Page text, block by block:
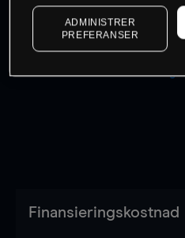
Finansieringskostnad
ADMINISTRER
PREFERANSER